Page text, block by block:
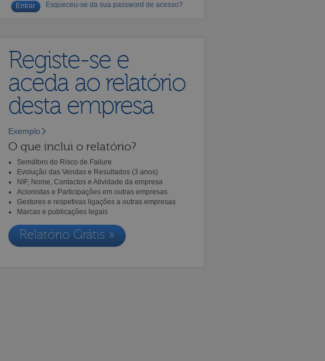
Esqueceu-se da sua password de acesso?
Registe-se e
aceda ao relatório
desta empresa
Exemplo
O que inclui o relatório?
Semáforo do Risco de Failure
Evolução das Vendas e Resultados (3 anos)
NIF, Nome, Contactos e Atividade da empresa
Acionistas e Participações em outras empresas
Gestores e respetivas ligações a outras empresas
Marcas e publicações legais
Relatório Grátis »